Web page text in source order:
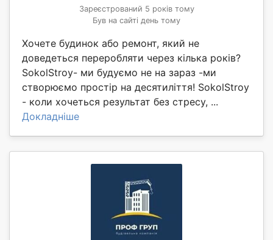
Зареєстрований 5 років тому
Був на сайті день тому
Хочете будинок або ремонт, який не
доведеться переробляти через кілька років?
SokolStroy- ми будуємо не на зараз -ми
створюємо простір на десятиліття! SokolStroy
- коли хочеться результат без стресу, ...
Докладніше